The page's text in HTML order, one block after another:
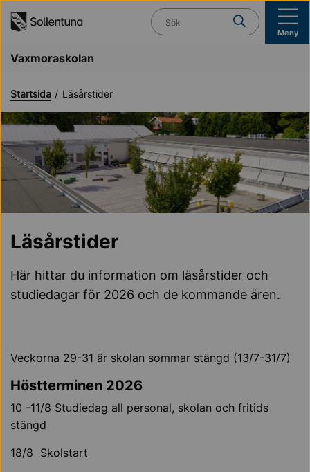
Vad söker du?
Meny
Vaxmoraskolan
Startsida Läsårstider
Läsårstider
Här hittar du information om läsårstider och
studiedagar för 2026 och de kommande åren.
Veckorna 29-31 är skolan sommar stängd (13/7-31/7)
Höstterminen 2026
10 -11/8 Studiedag all personal, skolan och fritids
stängd
18/8 Skolstart